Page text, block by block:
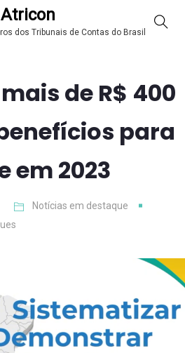
Atricon
dos Tribunais de Contas do Brasil
de R$ 400
para
em 2023
Notícias em destaque